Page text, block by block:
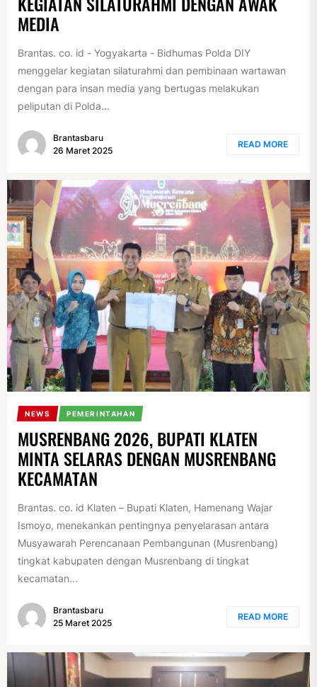
MEDIA
Brantas. co. id - Yogyakarta - Bidhumas Polda DIY
menggelar kegiatan silaturahmi dan pembinaan wartawan
dengan para insan media yang bertugas melakukan
peliputan di Polda...
Brantasbaru
26 Maret 2025
READ MORE
NEWS PEMERINTAHAN
MUSRENBANG 2026, BUPATI KLATEN
MINTA SELARAS DENGAN MUSRENBANG
KECAMATAN
Brantas. co. id Klaten – Bupati Klaten, Hamenang Wajar
Ismoyo, menekankan pentingnya penyelarasan antara
Musyawarah Perencanaan Pembangunan (Musrenbang)
tingkat kabupaten dengan Musrenbang di tingkat
kecamatan...
Brantasbaru
25 Maret 2025
READ MORE